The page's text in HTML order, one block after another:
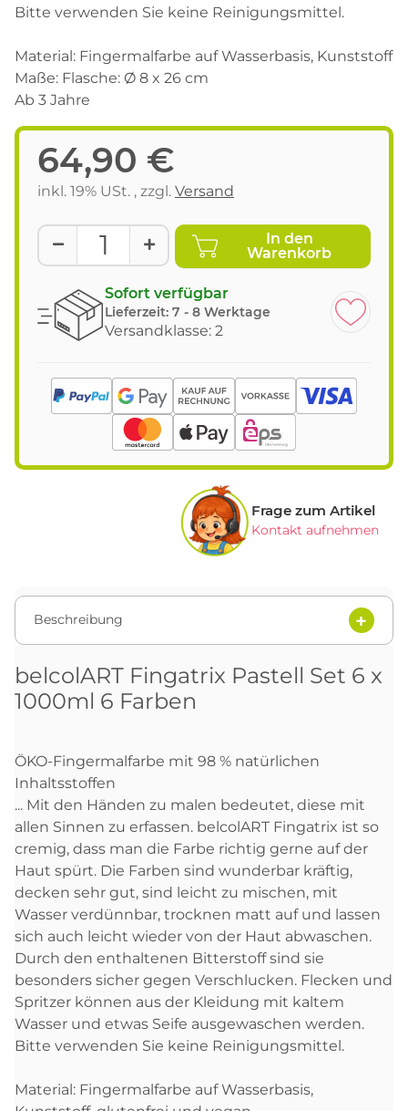
Bitte verwenden Sie keine Reinigungsmittel.
Material: Fingermalfarbe auf Wasserbasis, Kunststoff
Maße: Flasche: Ø 8 x 26 cm
Ab 3 Jahre
64,90 €
inkl. 19% USt. , zzgl. Versand
In den
Warenkorb
Sofort verfügbar
Lieferzeit: 7 - 8 Werktage
Versandklasse: 2
Frage zum Artikel
Kontakt aufnehmen
Beschreibung
belcolART Fingatrix Pastell Set 6 x
1000ml 6 Farben
ÖKO-Fingermalfarbe mit 98 % natürlichen
Inhaltsstoffen
... Mit den Händen zu malen bedeutet, diese mit
allen Sinnen zu erfassen. belcolART Fingatrix ist so
cremig, dass man die Farbe richtig gerne auf der
Haut spürt. Die Farben sind wunderbar kräftig,
decken sehr gut, sind leicht zu mischen, mit
Wasser verdünnbar, trocknen matt auf und lassen
sich auch leicht wieder von der Haut abwaschen.
Durch den enthaltenen Bitterstoff sind sie
besonders sicher gegen Verschlucken. Flecken und
Spritzer können aus der Kleidung mit kaltem
Wasser und etwas Seife ausgewaschen werden.
Bitte verwenden Sie keine Reinigungsmittel.
Material: Fingermalfarbe auf Wasserbasis,